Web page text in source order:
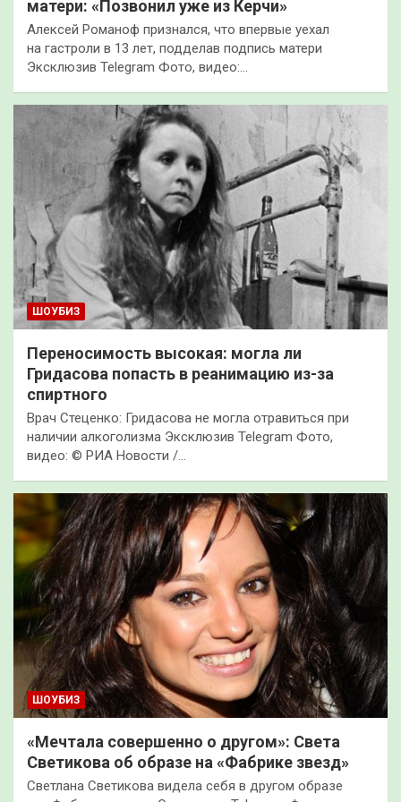
матери: «Позвонил уже из Керчи»
Алексей Романоф признался, что впервые уехал
на гастроли в 13 лет, подделав подпись матери
Эксклюзив Telegram Фото, видео:…
ШОУБИЗ
Переносимость высокая: могла ли
Гридасова попасть в реанимацию из-за
спиртного
Врач Стеценко: Гридасова не могла отравиться при
наличии алкоголизма Эксклюзив Telegram Фото,
видео: © РИА Новости /…
ШОУБИЗ
«Мечтала совершенно о другом»: Света
Светикова об образе на «Фабрике звезд»
Светлана Светикова видела себя в другом образе